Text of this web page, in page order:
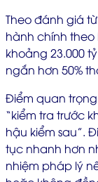
Theo đánh giá
hành chính theo
khoảng 23.000
ngắn hơn 50%
Điểm quan
“kiểm tra trước
hậu kiểm sau”.
tục nhanh hơn
nhiệm pháp lý